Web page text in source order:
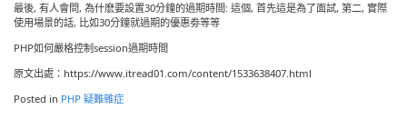
最後, 有人會問, 為什麽要設置30分鐘的過期時間: 這個, 首先這是為了面試, 第二, 實際
使用場景的話, 比如30分鐘就過期的優惠劵等等
PHP如何嚴格控制session過期時間
原文出處：https://www.itread01.com/content/1533638407.html
Posted in PHP 疑難雜症